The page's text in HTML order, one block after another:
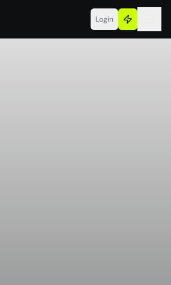
Login